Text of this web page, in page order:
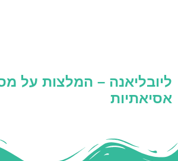
ליובליאנה – המלצות על
אסיאתיות